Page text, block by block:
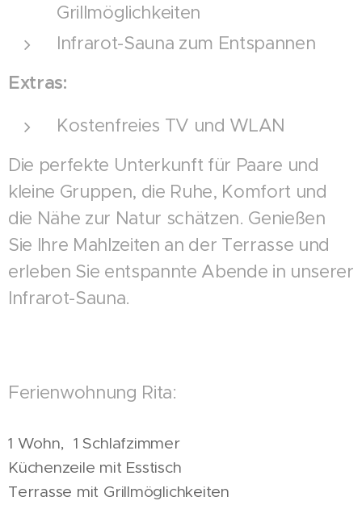
Grillmöglichkeiten
Infrarot-Sauna zum Entspannen
Extras:
Kostenfreies TV und WLAN
Die perfekte Unterkunft für Paare und
kleine Gruppen, die Ruhe, Komfort und
die Nähe zur Natur schätzen. Genießen
Sie Ihre Mahlzeiten an der Terrasse und
erleben Sie entspannte Abende in unserer
Infrarot-Sauna.
Ferienwohnung Rita:
1 Wohn, 1 Schlafzimmer
Küchenzeile mit Esstisch
Terrasse mit Grillmöglichkeiten